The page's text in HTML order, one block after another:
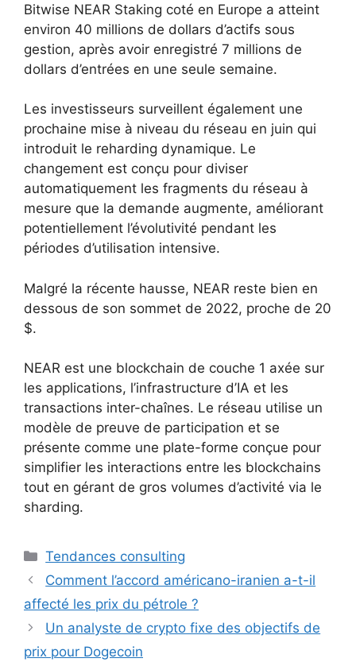
Bitwise NEAR Staking coté en Europe a atteint
environ 40 millions de dollars d’actifs sous
gestion, après avoir enregistré 7 millions de
dollars d’entrées en une seule semaine.
Les investisseurs surveillent également une
prochaine mise à niveau du réseau en juin qui
introduit le reharding dynamique. Le
changement est conçu pour diviser
automatiquement les fragments du réseau à
mesure que la demande augmente, améliorant
potentiellement l’évolutivité pendant les
périodes d’utilisation intensive.
Malgré la récente hausse, NEAR reste bien en
dessous de son sommet de 2022, proche de 20
$.
NEAR est une blockchain de couche 1 axée sur
les applications, l’infrastructure d’IA et les
transactions inter-chaînes. Le réseau utilise un
modèle de preuve de participation et se
présente comme une plate-forme conçue pour
simplifier les interactions entre les blockchains
tout en gérant de gros volumes d’activité via le
sharding.
Catégories
Tendances consulting
Comment l’accord américano-iranien a-t-il
affecté les prix du pétrole ?
Un analyste de crypto fixe des objectifs de
prix pour Dogecoin